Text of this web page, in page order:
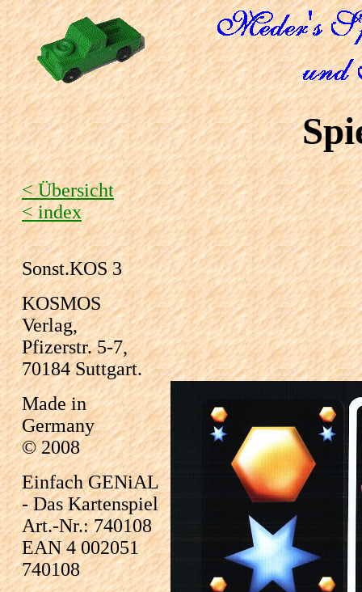
< Übersicht
< index
Sonst.KOS 3
KOSMOS
Verlag,
Pfizerstr. 5-7,
70184 Suttgart.
Made in
Germany
© 2008
Einfach GENiAL
- Das Kartenspiel
Art.-Nr.: 740108
EAN 4 002051
740108